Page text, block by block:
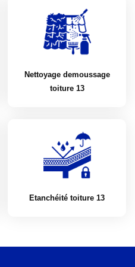
Nettoyage demoussage
toiture 13
Etanchéité toiture 13